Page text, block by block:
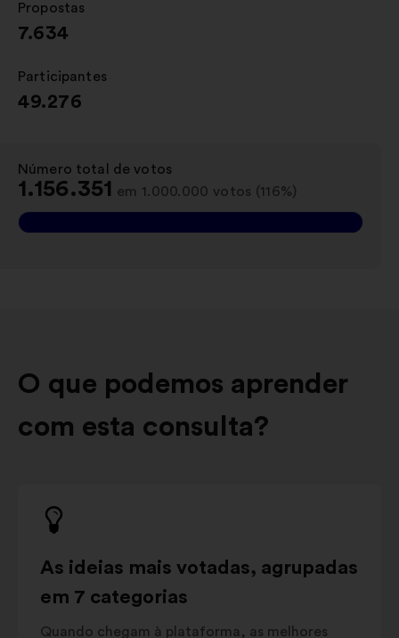
Propostas
:
7.634
Participantes
:
49.276
Número total de votos
:
1.156.351 em 1.000.000 votos (116%)
O que podemos aprender
com esta consulta?
As ideias mais votadas, agrupadas
em 7 categorias
Quando chegam à plataforma, as melhores